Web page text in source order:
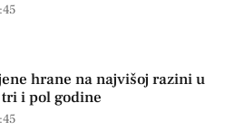
hrane na najvišoj razini u
i pol godine